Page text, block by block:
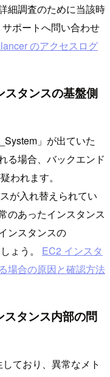
細調査のために当該時
ポートへ問い合わせ
のアクセスログ
スタンスの基盤側
」が出ていた
る場合、バックエンド
われます。
が入れ替えられてい
のあったインスタンス
ンスタンスの
ょう。 EC2 インスタ
場合の原因と確認方法
タンス内部の問
ており、異常なメト